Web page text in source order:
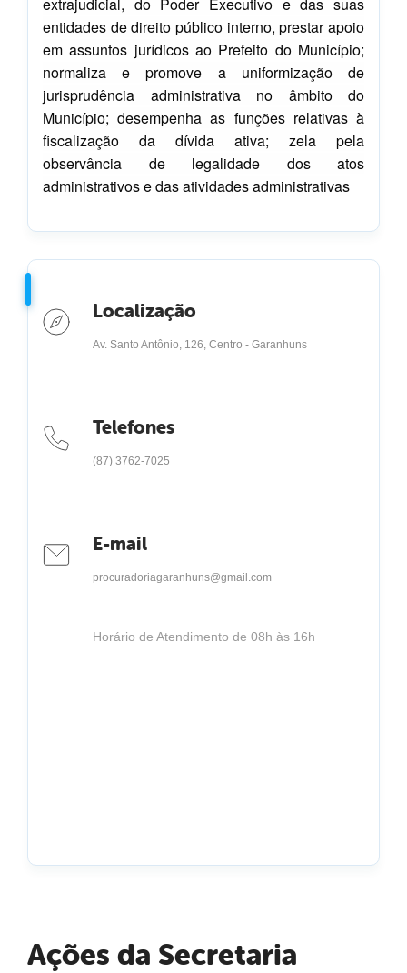
entidades de direito público interno, prestar apoio
em assuntos jurídicos ao Prefeito do Município;
normaliza e promove a uniformização de
jurisprudência administrativa no âmbito do
Município; desempenha as funções relativas à
fiscalização da dívida ativa; zela pela
observância de legalidade dos atos
administrativos e das atividades administrativas
Localização
Av. Santo Antônio, 126, Centro - Garanhuns
Telefones
(87) 3762-7025
E-mail
procuradoriagaranhuns@gmail.com
Horário de Atendimento de 08h às 16h
Ações da Secretaria